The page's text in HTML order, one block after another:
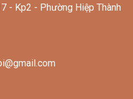
- Kp2 - Phường Hiệp Thành